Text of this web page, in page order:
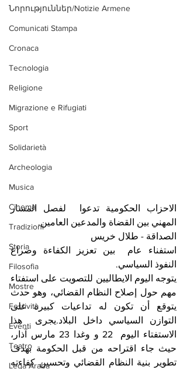
Նորություններ/Notizie Armene
Comunicati Stampa
Cronaca
Tecnologia
Religione
Migrazione e Rifugiati
Sport
Solidarietà
Archeologia
Musica
Cinema
Tradizioni
Storia
Filosofia
Mostre
Festività
Eventi
Teatro
Lega Araba
الاحزاب الحكومية تدعوا  لفصل المسار
المهني بين القضاة والمدعين العامين.
الصداقة - طلال خريس
استفناء عام  بين تعزيز الكفاءة وصراع
النفوذ السياسي.
مهم حول إصلاح النظام القضائي، وهو حدث
يتوقع أن تكون له تداعيات كبيرة على
تطوير بنية النظام القضائي وتحسين كفاءته